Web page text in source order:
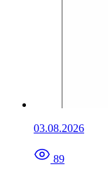
03.08.2026
89